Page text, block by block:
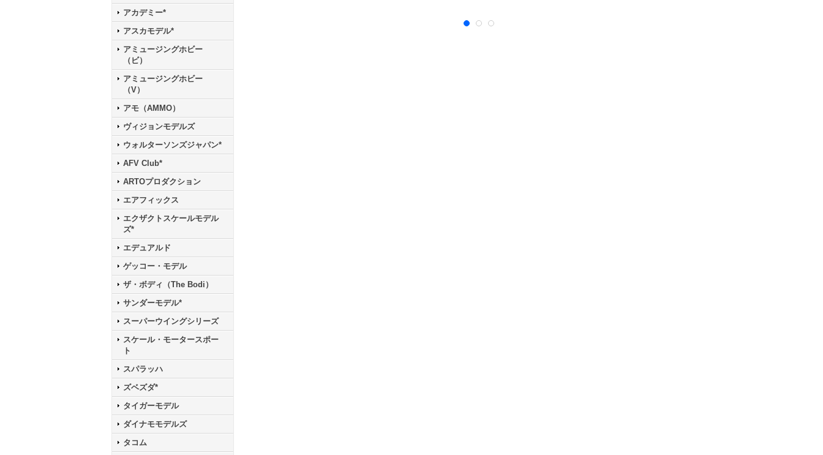
アカデミー*
アスカモデル*
アミュージングホビー
（ビ）
アミュージングホビー
（V）
アモ（AMMO）
ヴィジョンモデルズ
ウォルターソンズジャパン*
AFV Club*
ARTOプロダクション
エアフィックス
エクザクトスケールモデル
ズ*
エデュアルド
ゲッコー・モデル
ザ・ボディ（The Bodi）
サンダーモデル*
スーパーウイングシリーズ
スケール・モータースポー
ト
スパラッハ
ズベズダ*
タイガーモデル
ダイナモモデルズ
タコム